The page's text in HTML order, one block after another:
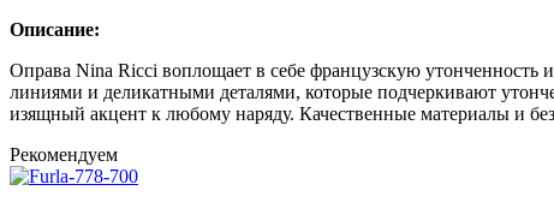
Описание:
Оправа Nina Ricci воплощает в себе французскую утонченность
линиями и деликатными деталями, которые подчеркивают
изящный акцент к любому наряду. Качественные материалы и
Рекомендуем